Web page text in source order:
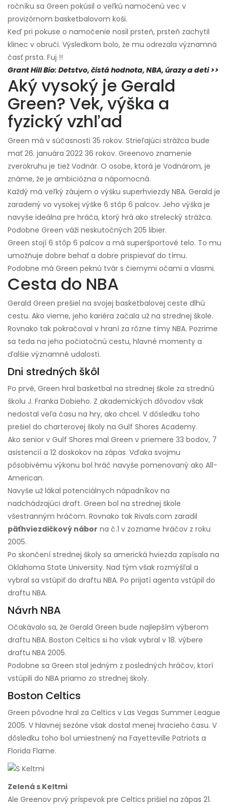
ročníku sa Green pokúsil o veľkú namočenú vec v
provizórnom basketbalovom koši.
Keď pri pokuse o namočenie nosil prsteň, prsteň zachytil
klinec v obruči. Výsledkom bolo, že mu odrezala významná
časť prsta. Fuj !!
Grant Hill Bio: Detstvo, čistá hodnota, NBA, úrazy a deti >>
Aký vysoký je Gerald
Green? Vek, výška a
fyzický vzhľad
Green má v súčasnosti 35 rokov. Strieľajúci strážca bude
mať 26. januára 2022 36 rokov. Greenovo znamenie
zverokruhu je tiež Vodnár. O osobe, ktorá je Vodnárom, je
známe, že je ambiciózna a nápomocná.
Každý má veľký záujem o výšku superhviezdy NBA. Gerald je
zaradený vo vysokej výške 6 stôp 6 palcov. Jeho výška je
navyše ideálna pre hráča, ktorý hrá ako strelecký strážca.
Podobne Green váži neskutočných 205 libier.
Green stojí 6 stôp 6 palcov a má superšportové telo. To mu
umožňuje dobre behať a dobre prispievať do tímu.
Podobne má Green peknú tvár s čiernymi očami a vlasmi.
Cesta do NBA
Gerald Green prešiel na svojej basketbalovej ceste dlhú
cestu. Ako vieme, jeho kariéra začala už na strednej škole.
Rovnako tak pokračoval v hraní za rôzne tímy NBA. Pozrime
sa teda na jeho počiatočnú cestu, hlavné momenty a
ďalšie významné udalosti.
Dni stredných škôl
Po prvé, Green hral basketbal na strednej škole za strednú
školu J. Franka Dobieho. Z akademických dôvodov však
nedostal veľa času na hry, ako chcel. V dôsledku toho
prešiel do charterovej školy na Gulf Shores Academy.
Ako senior v Gulf Shores mal Green v priemere 33 bodov, 7
asistencií a 12 doskokov na zápas. Vďaka svojmu
pôsobivému výkonu bol hráč navyše pomenovaný ako All-
American.
Navyše už lákal potenciálnych nápadníkov na
nadchádzajúci draft. Green bol na strednej škole
všestranným hráčom. Rovnako tak Rivals.com zaradil
päťhviezdičkový nábor na č.1 v zozname hráčov z roku
2005.
Po skončení strednej školy sa americká hviezda zapísala na
Oklahoma State University. Nad tým však rozmýšľal a
vybral sa vstúpiť do draftu NBA. Po prijatí agenta vstúpil do
draftu NBA.
Návrh NBA
Očakávalo sa, že Gerald Green bude najlepším výberom
draftu NBA. Boston Celtics si ho však vybral v 18. výbere
draftu NBA 2005.
Podobne sa Green stal jedným z posledných hráčov, ktorí
vstúpili do NBA priamo zo strednej školy.
Boston Celtics
Green pôvodne hral za Celtics v Las Vegas Summer League
2005. V hlavnej sezóne však dostal menej hracieho času. V
dôsledku toho bol umiestnený na Fayetteville Patriots a
Florida Flame.
Zelená s Keltmi
Ale Greenov prvý príspevok pre Celtics prišiel na zápas 21.